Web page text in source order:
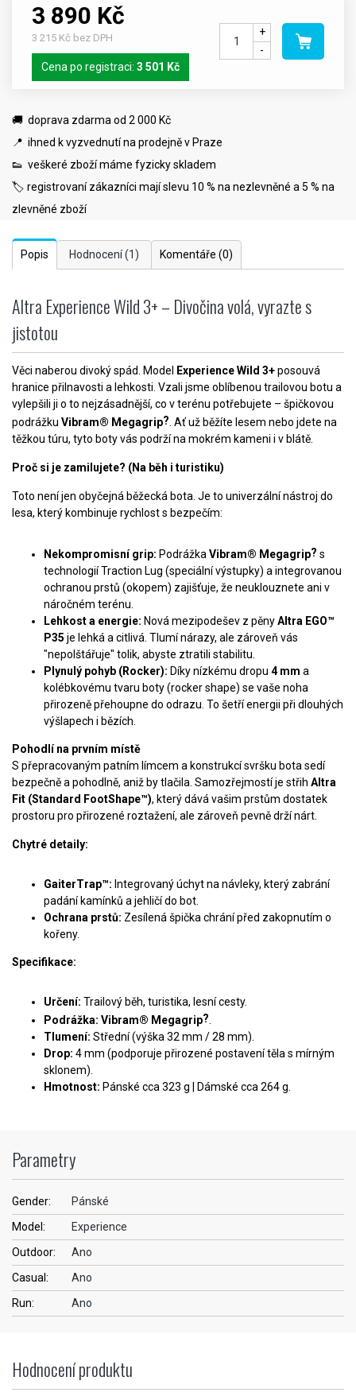
3 890 Kč
3 215 Kč bez DPH
Cena po registraci: 3 501 Kč
+
-
🚚 doprava zdarma od 2 000 Kč
📍 ihned k vyzvednutí na prodejně v Praze
👟 veškeré zboží máme fyzicky skladem
🏷️ registrovaní zákazníci mají slevu 10 % na nezlevněné a 5 % na
zlevněné zboží
Popis Hodnocení(1) Komentáře (0)
Altra Experience Wild 3+ – Divočina volá, vyrazte s
jistotou
Věci naberou divoký spád. Model Experience Wild 3+posouvá
hranice přilnavosti a lehkosti. Vzali jsme oblíbenou trailovou botu a
vylepšili ji o to nejzásadnější, co v terénu potřebujete – špičkovou
podrážku Vibram® Megagrip? . Ať už běžíte lesem nebo jdete na
těžkou túru, tyto boty vás podrží na mokrém kameni i v blátě.
Proč si je zamilujete? (Na běh i turistiku)
Toto není jen obyčejná běžecká bota. Je to univerzální nástroj do
lesa, který kombinuje rychlost s bezpečím:
Nekompromisní grip: Podrážka Vibram® Megagrip? s
technologií Traction Lug (speciální výstupky) a integrovanou
ochranou prstů (okopem) zajišťuje, že neuklouznete ani v
náročném terénu.
Lehkost a energie: Nová mezipodešev z pěnyAltra EGO™
P35 je lehká a citlivá. Tlumí nárazy, ale zároveň vás
"nepolštářuje" tolik, abyste ztratili stabilitu.
Plynulý pohyb (Rocker): Díky nízkému dropu 4 mm a
kolébkovému tvaru boty (rocker shape) se vaše noha
přirozeně přehoupne do odrazu. To šetří energii při dlouhých
výšlapech i bězích.
Pohodlí na prvním místě
S přepracovaným patním límcem a konstrukcí svršku bota sedí
bezpečně a pohodlně, aniž by tlačila. Samozřejmostí je střih Altra
Fit (Standard FootShape™), který dává vašim prstům dostatek
prostoru pro přirozené roztažení, ale zároveň pevně drží nárt.
Chytré detaily:
GaiterTrap™: Integrovaný úchyt na návleky, který zabrání
padání kamínků a jehličí do bot.
Ochrana prstů: Zesílená špička chrání před zakopnutím o
kořeny.
Specifikace:
Určení: Trailový běh, turistika, lesní cesty.
Podrážka: Vibram® Megagrip?
Tlumení: Střední (výška 32 mm / 28 mm).
Drop: 4 mm (podporuje přirozené postavení těla s mírným
sklonem).
Hmotnost: Pánské cca 323 g | Dámské cca 264 g.
Parametry
Gender:
Pánské
Model:
Experience
Outdoor:
Ano
Casual:
Ano
Run:
Ano
Hodnocení produktu